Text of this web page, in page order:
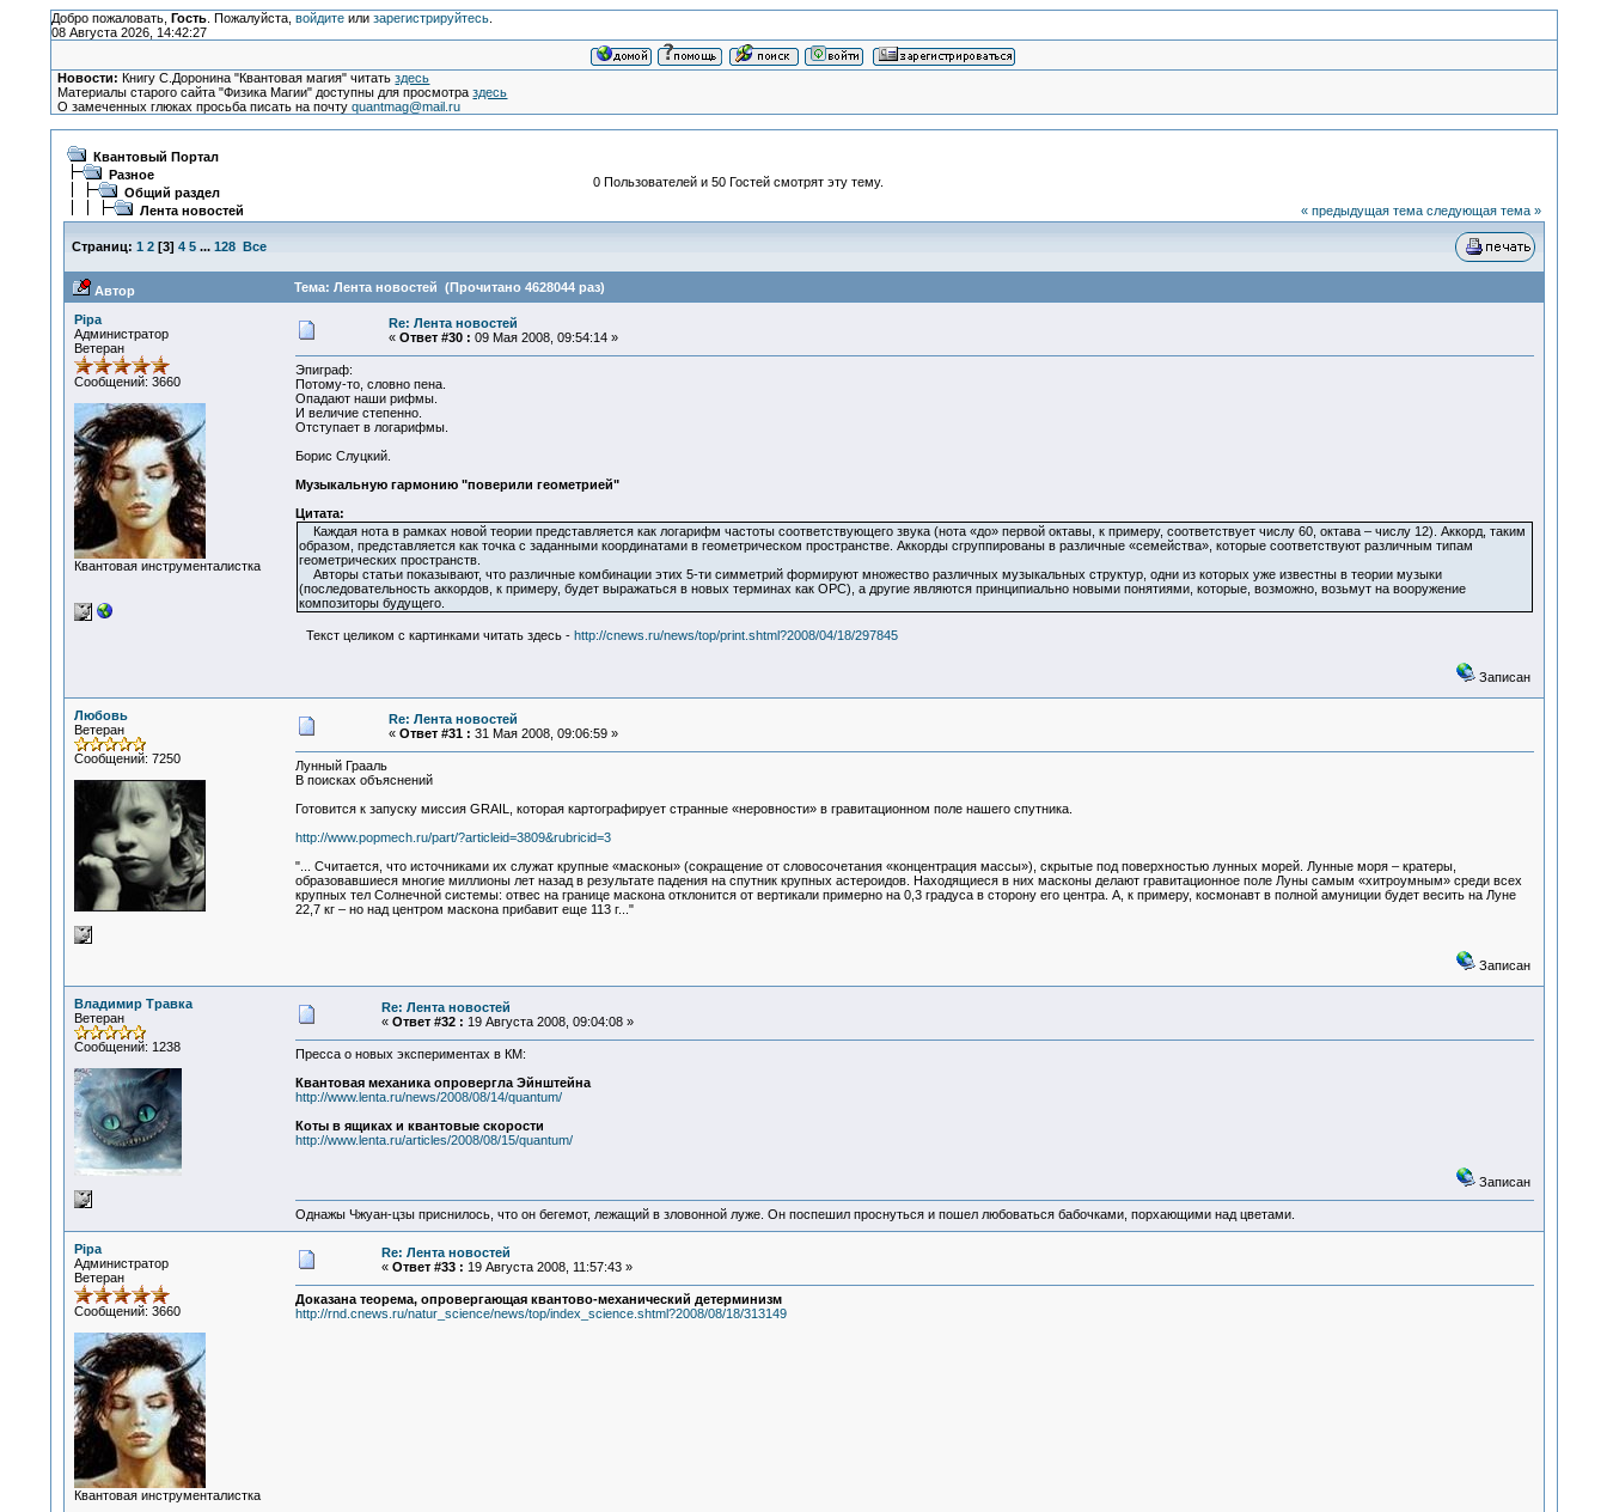
Добро пожаловать, Гость. Пожалуйста, войдитеили зарегистрируйтесь.
08 Августа 2026, 14:42:27
Новости: Книгу С.Доронина "Квантовая магия" читатьздесь
Материалы старого сайта "Физика Магии" доступны для просмотраздесь
О замеченных глюках просьба писать на почтуquantmag@mail.ru
Квантовый Портал
Разное
Общий раздел
Лента новостей
0 Пользователей и 50 Гостей смотрят эту тему.
« предыдущая тема следующая тема »
Страниц: 1 2[3] 4 5 ... 128 Все
Автор Тема: Лента новостей (Прочитано 4628044 раз)
Pipa
Администратор
Ветеран
Сообщений: 3660
Квантовая инструменталистка
Re: Лента новостей
« Ответ #30 : 09 Мая 2008, 09:54:14 »
Эпиграф:
Потому-то, словно пена.
Опадают наши рифмы.
И величие степенно.
Отступает в логарифмы.
Борис Слуцкий.
Музыкальную гармонию "поверили геометрией"
Цитата:
Каждая нота в рамках новой теории представляется как логарифм частоты соответствующего звука (нота «до» первой октавы, к примеру, соответствует числу 60, октава – числу 12). Аккорд, таким
образом, представляется как точка с заданными координатами в геометрическом пространстве. Аккорды сгруппированы в различные «семейства», которые соответствуют различным типам
геометрических пространств.
Авторы статьи показывают, что различные комбинации этих 5-ти симметрий формируют множество различных музыкальных структур, одни из которых уже известны в теории музыки
(последовательность аккордов, к примеру, будет выражаться в новых терминах как OPC), а другие являются принципиально новыми понятиями, которые, возможно, возьмут на вооружение
композиторы будущего.
Текст целиком с картинками читать здесь - http://cnews.ru/news/top/print.shtml?2008/04/18/297845
Записан
Любовь
Ветеран
Сообщений: 7250
Re: Лента новостей
« Ответ #31 : 31 Мая 2008, 09:06:59 »
Лунный Грааль
В поисках объяснений
Готовится к запуску миссия GRAIL, которая картографирует странные «неровности» в гравитационном поле нашего спутника.
http://www.popmech.ru/part/?articleid=3809&rubricid=3
"... Считается, что источниками их служат крупные «масконы» (сокращение от словосочетания «концентрация массы»), скрытые под поверхностью лунных морей. Лунные моря – кратеры,
образовавшиеся многие миллионы лет назад в результате падения на спутник крупных астероидов. Находящиеся в них масконы делают гравитационное поле Луны самым «хитроумным» среди всех
крупных тел Солнечной системы: отвес на границе маскона отклонится от вертикали примерно на 0,3 градуса в сторону его центра. А, к примеру, космонавт в полной амуниции будет весить на Луне
22,7 кг – но над центром маскона прибавит еще 113 г..."
Записан
Владимир Травка
Ветеран
Сообщений: 1238
Re: Лента новостей
« Ответ #32 : 19 Августа 2008, 09:04:08 »
Пресса о новых экспериментах в КМ:
Квантовая механика опровергла Эйнштейна
http://www.lenta.ru/news/2008/08/14/quantum/
Коты в ящиках и квантовые скорости
http://www.lenta.ru/articles/2008/08/15/quantum/
Записан
Однажы Чжуан-цзы приснилось, что он бегемот, лежащий в зловонной луже. Он поспешил проснуться и пошел любоваться бабочками, порхающими над цветами.
Pipa
Администратор
Ветеран
Сообщений: 3660
Квантовая инструменталистка
Re: Лента новостей
« Ответ #33 : 19 Августа 2008, 11:57:43 »
Доказана теорема, опровергающая квантово-механический детерминизм
http://rnd.cnews.ru/natur_science/news/top/index_science.shtml?2008/08/18/313149